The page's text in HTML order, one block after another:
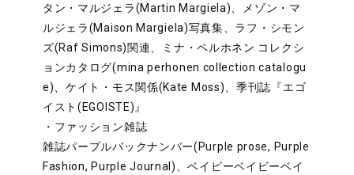
タン・マルジェラ(Martin Margiela)、メゾン・マ
ルジェラ(Maison Margiela)写真集、ラフ・シモン
ズ(Raf Simons)関連、ミナ・ペルホネン コレクシ
ョンカタログ(mina perhonen collection catalogu
e)、ケイト・モス関係(Kate Moss)、季刊誌『エゴ
イスト(EGOISTE)』
・ファッション雑誌
雑誌パープルバックナンバー(Purple prose, Purple
Fashion, Purple Journal)、ベイビーベイビーベイ